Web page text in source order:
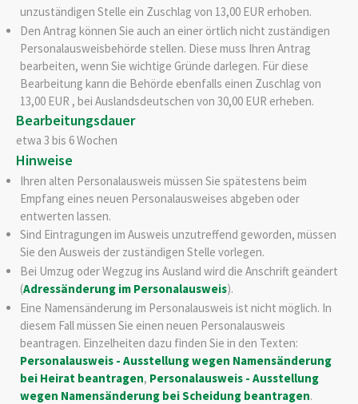
unzuständigen Stelle ein Zuschlag von 13,00 EUR erhoben.
Den Antrag können Sie auch an einer örtlich nicht zuständigen
Personalausweisbehörde stellen. Diese muss Ihren Antrag
bearbeiten, wenn Sie wichtige Gründe darlegen. Für diese
Bearbeitung kann die Behörde ebenfalls einen Zuschlag von
13,00 EUR , bei Auslandsdeutschen von 30,00 EUR erheben.
Bearbeitungsdauer
etwa 3 bis 6 Wochen
Hinweise
Ihren alten Personalausweis müssen Sie spätestens beim
Empfang eines neuen Personalausweises abgeben oder
entwerten lassen.
Sind Eintragungen im Ausweis unzutreffend geworden, müssen
Sie den Ausweis der zuständigen Stelle vorlegen.
Bei Umzug oder Wegzug ins Ausland wird die Anschrift geändert
(Adressänderung im Personalausweis).
Eine Namensänderung im Personalausweis ist nicht möglich. In
diesem Fall müssen Sie einen neuen Personalausweis
beantragen. Einzelheiten dazu finden Sie in den Texten:
Personalausweis - Ausstellung wegen Namensänderung
bei Heirat beantragen, Personalausweis - Ausstellung
wegen Namensänderung bei Scheidung beantragen.